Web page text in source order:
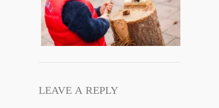
LEAVE A REPLY